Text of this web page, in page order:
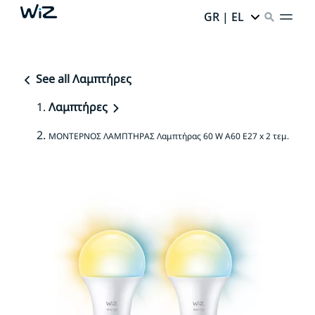
GR | EL
See all Λαμπτήρες
Λαμπτήρες
ΜΟΝΤΕΡΝΟΣ ΛΑΜΠΤΗΡΑΣ Λαμπτήρας 60 W A60 E27 x 2 τεμ.